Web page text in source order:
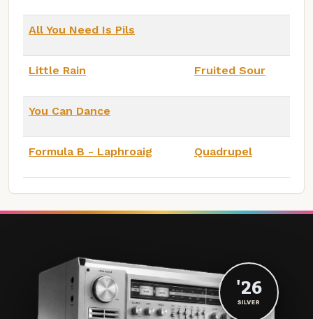
All You Need Is Pils
Little Rain Fruited Sour
You Can Dance
Formula B - Laphroaig Quadrupel
'26
SILVER